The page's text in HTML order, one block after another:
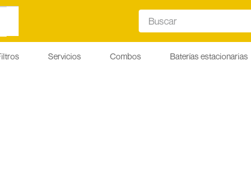
Buscar
Servicios Combos Baterías estacionarias